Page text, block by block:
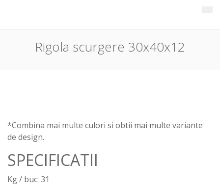
Rigola scurgere 30x40x12
*Combina mai multe culori si obtii mai multe variante
de design.
SPECIFICATII
Kg / buc: 31